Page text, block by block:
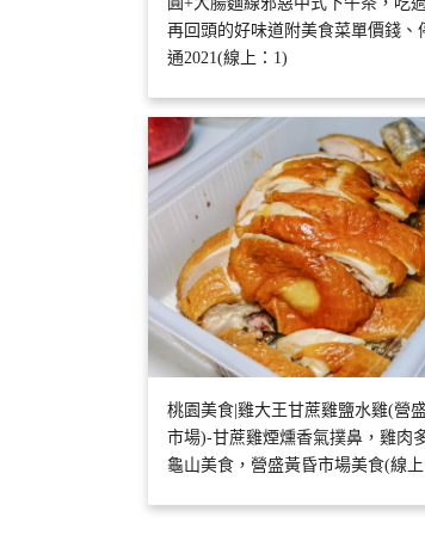
再回頭的好味道附美食菜單價錢、
通2021(線上：1)
桃園美食|雞大王甘蔗雞鹽水雞(營
市場)-甘蔗雞煙燻香氣撲鼻，雞肉
龜山美食，營盛黃昏市場美食(線